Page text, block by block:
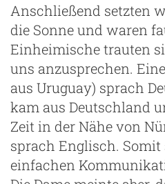
Anschließend setzten
die Sonne und waren
Einheimische trauten
uns anzusprechen.
aus Uruguay) sprach
kam aus Deutschland
Zeit in der Nähe von
sprach Englisch. Somit
einfachen